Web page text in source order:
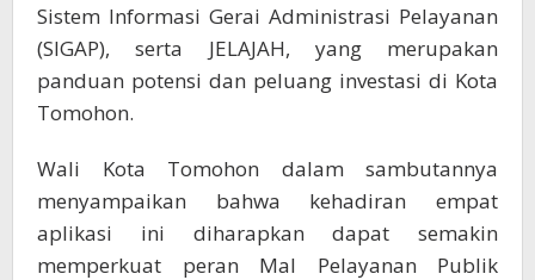
Sistem Informasi Gerai Administrasi Pelayanan
(SIGAP), serta JELAJAH, yang merupakan
panduan potensi dan peluang investasi di Kota
Tomohon.
Wali Kota Tomohon dalam sambutannya
menyampaikan bahwa kehadiran empat
aplikasi ini diharapkan dapat semakin
memperkuat peran Mal Pelayanan Publik